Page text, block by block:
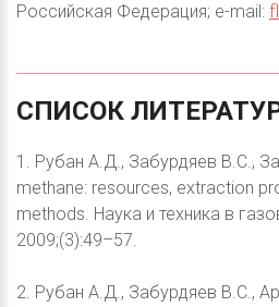
Российская Федерация; e-mail:
СПИСОК
1. Рубан А.Д., Забурдяев В.С.,
methane: resources, extraction
methods. Наука и техника в
2009;(3):49–57.
2. Рубан А.Д., Забурдяев В.С.,